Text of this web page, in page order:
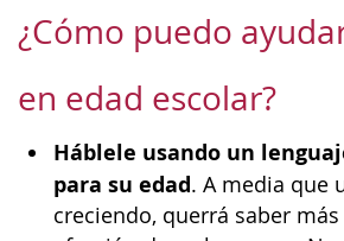
¿Cómo puedo
en edad escolar?
Háblele usando un
para su edad. A media que
creciendo, querrá saber